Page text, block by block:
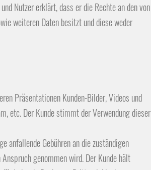
Nutzer erklärt, dass er die Rechte an den von
weiteren Daten besitzt und diese weder
Präsentationen Kunden-Bilder, Videos und
etc. Der Kunde stimmt der Verwendung dieser
anfallende Gebühren an die zuständigen
genommen wird. Der Kunde hält